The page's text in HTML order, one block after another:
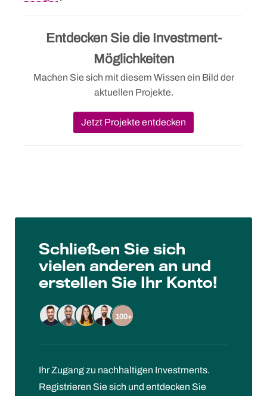
Entdecken Sie die Investment-
Möglichkeiten
Machen Sie sich mit diesem Wissen ein Bild der
aktuellen Projekte.
Jetzt Projekte entdecken
Schließen Sie sich
vielen anderen an und
erstellen Sie Ihr Konto!
100+
Ihr Zugang zu nachhaltigen Investments.
Registrieren Sie sich und entdecken Sie